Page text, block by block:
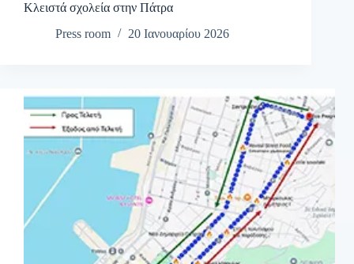
Κλειστά σχολεία στην Πάτρα
Press room
20 Ιανουαρίου 2026